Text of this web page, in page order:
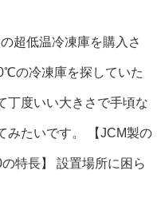
超低温冷凍庫を購入さ
の冷凍庫を探していた
丁度いい大きさで手頃な
みたいです。 【JCM製の
特長】 設置場所に困ら